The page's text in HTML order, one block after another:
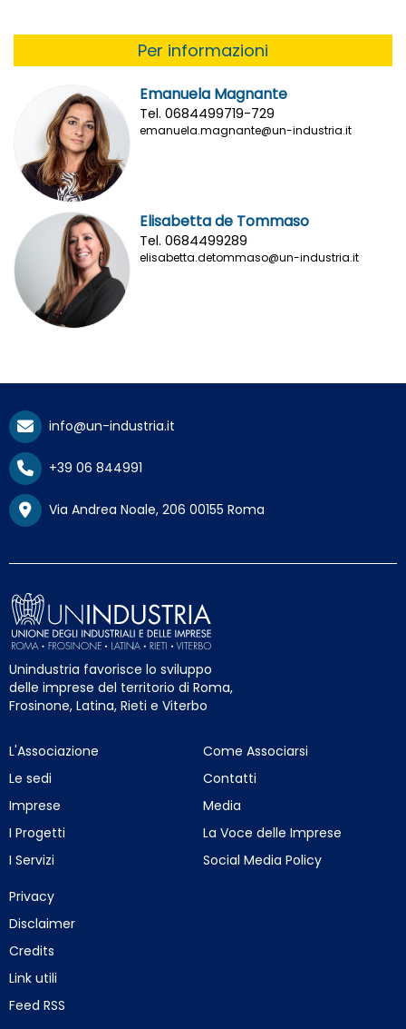
Per informazioni
Emanuela Magnante
Tel. 0684499719-729
emanuela.magnante@un-industria.it
Elisabetta de Tommaso
Tel. 0684499289
elisabetta.detommaso@un-industria.it
info@un-industria.it
+39 06 844991
Via Andrea Noale, 206 00155 Roma
Unindustria favorisce lo sviluppo
delle imprese del territorio di Roma,
Frosinone, Latina, Rieti e Viterbo
L'Associazione
Le sedi
Imprese
I Progetti
I Servizi
Come Associarsi
Contatti
Media
La Voce delle Imprese
Social Media Policy
Privacy
Disclaimer
Credits
Link utili
Feed RSS